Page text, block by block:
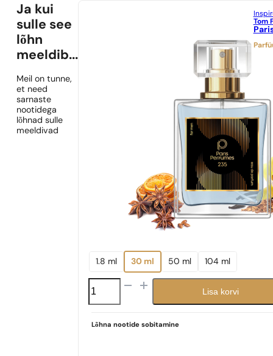
Ja kui
sulle see
lõhn
meeldib...
Meil on tunne,
et need
sarnaste
nootidega
lõhnad sulle
meeldivad
Tom
1.8 ml 30 ml 50 ml 104 ml
235
kogus
Lisa korvi
Lõhna nootide sobitamine